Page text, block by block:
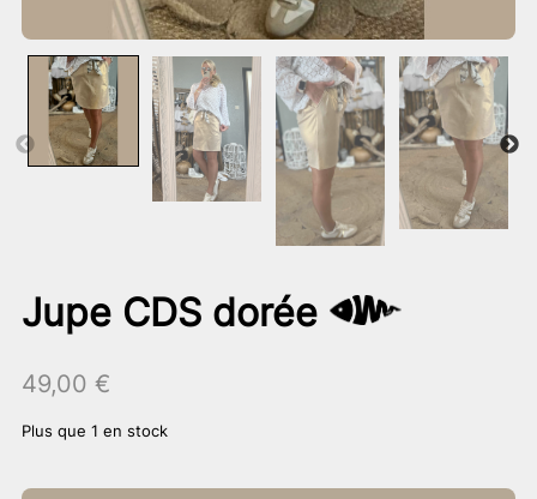
Jupe CDS dorée
49,00 €
Plus que 1 en stock